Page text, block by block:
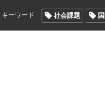
ーワード 社会課題